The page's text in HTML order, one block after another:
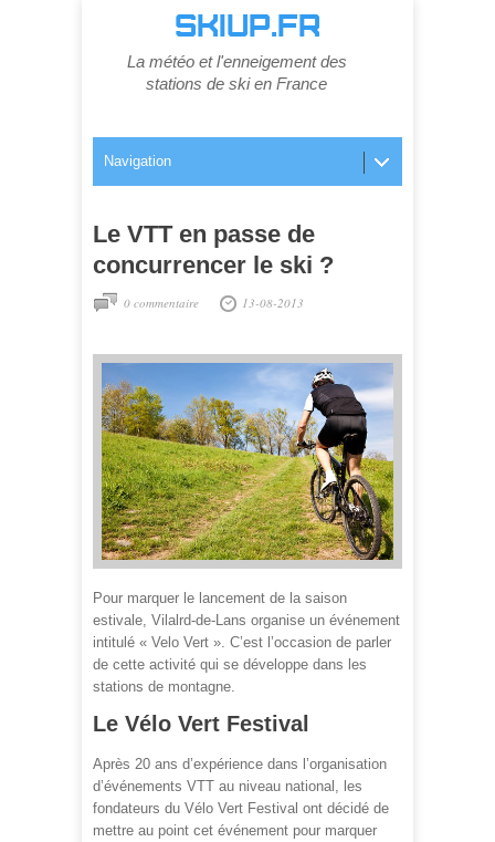
SKIUP.FR
La météo et l'enneigement des
stations de ski en France
Navigation
Le VTT en passe de
concurrencer le ski ?
0 commentaire 13-08-2013
Pour marquer le lancement de la saison
estivale, Vilalrd-de-Lans organise un événement
intitulé « Velo Vert ». C’est l’occasion de parler
de cette activité qui se développe dans les
stations de montagne.
Le Vélo Vert Festival
Après 20 ans d’expérience dans l’organisation
d’événements VTT au niveau national, les
fondateurs du Vélo Vert Festival ont décidé de
mettre au point cet événement pour marquer